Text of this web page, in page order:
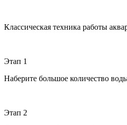
Классическая техника работы
Этап 1
Наберите большое количество
Этап 2